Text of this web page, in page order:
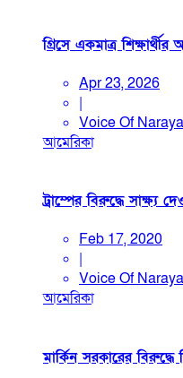
গ্রিসে একমাত্র
Apr 23, 2026
|
Voice Of
আমেরিকা
ট্রাম্পের বিরুদ্ধে সাক্ষ্য
Feb 17, 2020
|
Voice Of
আমেরিকা
মার্কিন সরকারের